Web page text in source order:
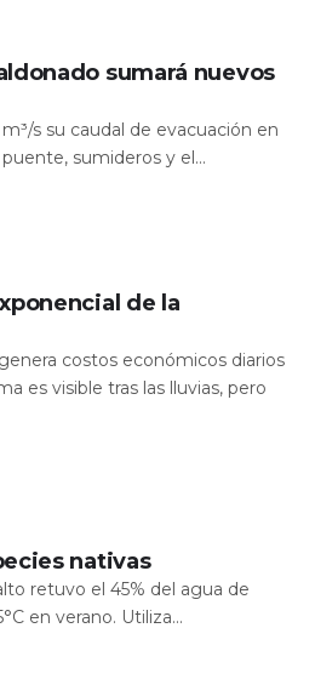
sumará nuevos
s su caudal de evacuación en
sumideros y el...
de la
costos económicos diarios
es visible tras las lluvias, pero
nativas
retuvo el 45% del agua de
en verano. Utiliza...